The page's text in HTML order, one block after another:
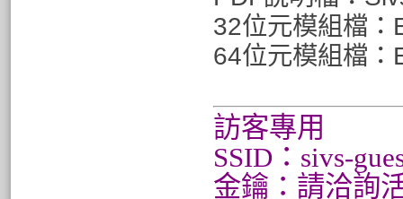
32位元模組檔：
64位元模組檔：
訪客專用
SSID：sivs-
金鑰：請洽詢